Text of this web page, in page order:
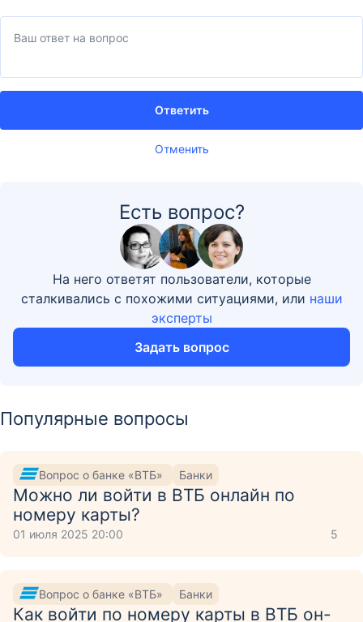
Отменить
Ответить
Есть вопрос?
На него ответят пользователи, которые
сталкивались с похожими ситуациями, или наши
эксперты
Задать вопрос
Популярные вопросы
Вопрос о банке «ВТБ» Банки
Можно ли войти в ВТБ онлайн по
номеру карты?
01 июля 2025 20:00 5
Вопрос о банке «ВТБ» Банки
Как войти по номеру карты в ВТБ он-